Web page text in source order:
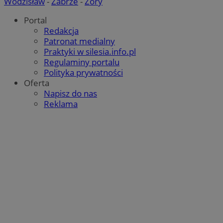
Portal
Redakcja
Patronat medialny
Praktyki w silesia.info.pl
Regulaminy portalu
Polityka prywatności
Oferta
Napisz do nas
Reklama